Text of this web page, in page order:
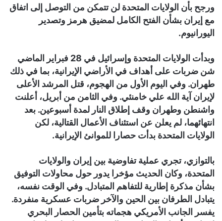
ورجح بأن الولايات المتحدة لن تتمكن من التوصل إلى اتفاق
مع إيران بشأن الفتح الكامل لمضيق هرمز وتصدير
اليورانيوم.
وبدأت الولايات المتحدة وإسرائيل في 28 فبراير الماضي
شن ضربات على أهداف في الأراضي الإيرانية، بما في ذلك
طهران. وفي اليوم الأول من الهجوم، قتل المرشد الأعلى
لإيران آية الله علي خامنئي. وفي الثامن من أبريل، أعلنت
واشنطن وطهران وقف إطلاق النار لمدة أسبوعين. بعد
انتهائهما، لم يعلن عن استئناف الأعمال القتالية، لكن
الولايات المتحدة بدأت حصارا للموانئ الإيرانية.
بالتوازي، تجري عملية تفاوضية بين إيران والولايات
المتحدة، وكان الحديث مؤخرا يدور حول محاولات التوفيق
بشأن مذكرة إطارية للتفاهم المتبادل. وفي الوقت نفسه،
يتبادل الطرفان بين الحين والآخر ضربات عسكرية منفردة.
يفسر الجانب الأمريكي هجماته بتأمين الحصار البحري